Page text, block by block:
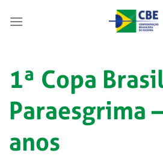
1ª Copa
Paraesgrima
anos